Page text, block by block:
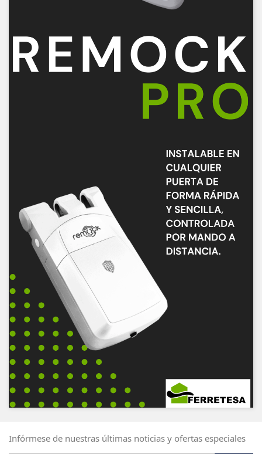
Infórmese de nuestras últimas noticias y ofertas especiales